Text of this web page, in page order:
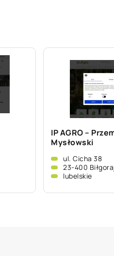
IP AGRO –
Mysłowski
ul. Cicha 38
23-400
lubelskie